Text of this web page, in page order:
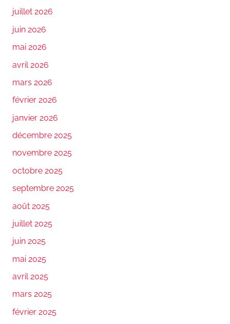
juillet 2026
juin 2026
mai 2026
avril 2026
mars 2026
février 2026
janvier 2026
décembre 2025
novembre 2025
octobre 2025
septembre 2025
août 2025
juillet 2025
juin 2025
mai 2025
avril 2025
mars 2025
février 2025